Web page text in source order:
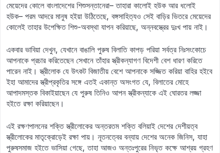
মেয়েদের কোলে বাংলাদেশের শিশুসন্তানেরা– তাহারা কালোই হউক আর ধলোই
হউক– পরম আদরে মানুষ হইয়া উঠিতেছে, বঙ্গসাহিত্যও সেই বাড়ির ভিতরে মেয়েদের
কোলেই তাহার উপেক্ষিত শিশু-অবস্থা যাপন করিয়াছে, অন্নবস্ত্রের দুঃখ পায় নাই।
একবার ভাবিয়া দেখুন, যেখানে বাঙালি পুরুষ বিলাতি কাপড় পরিয়া সর্বত্র নিঃসংকোচে
আপনাকে প্রচার করিতেছেন সেখানে তাঁহার স্ত্রীকন্যাগণ বিদেশী বেশ ধারণ করিতে
পারেন নাই। স্ত্রীলোক যে উৎকট বিজাতীয় বেশে আপনাকে সজ্জিত করিয়া বাহির হইবে
ইহা আমাদের স্ত্রীপ্রকৃতির সঙ্গে এতই একান্ত অসংগত যে, বিলাতের মোহে
আপাদমস্তক বিকাইয়াছেন যে পুরুষ তিনিও আপন স্ত্রীকন্যাকে এই ঘোরতর লজ্জা
হইতে রক্ষা করিয়াছেন।
এই রক্ষণপালনের শক্তি স্ত্রীলোকের অন্তরতম শক্তি বলিয়াই দেশের দেশীয়ত্ব
স্ত্রীলোকের মাতৃক্রোড়েই রক্ষা পায়। নূতনত্বের বন্যায় দেশের অনেক জিনিস, যাহা
পুরুষসমাজ হইতে ভাসিয়া গেছে, তাহা আজও অন্তঃপুরের নিভৃত কক্ষে আশ্রয় গ্রহণ